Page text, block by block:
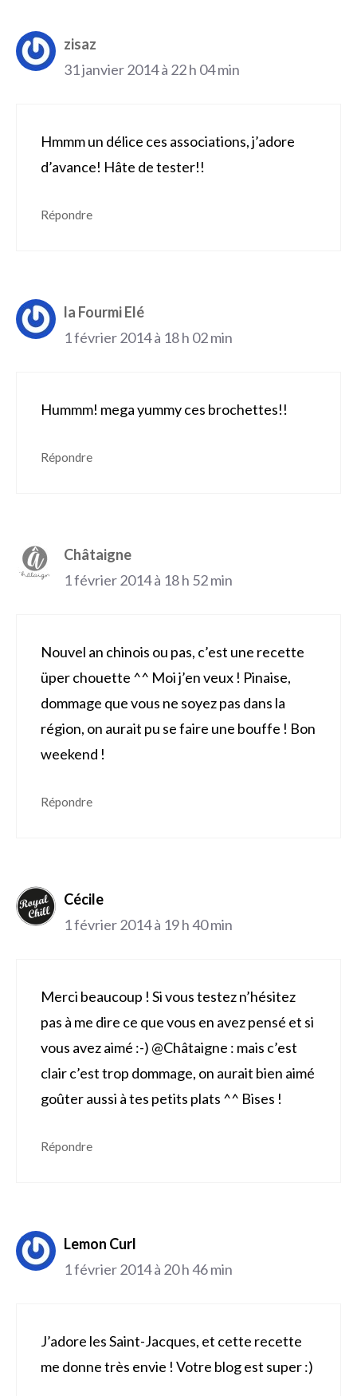
zisaz
31 janvier 2014 à 22 h 04 min
Hmmm un délice ces associations, j’adore
d’avance! Hâte de tester!!
Répondre
la Fourmi Elé
1 février 2014 à 18 h 02 min
Hummm! mega yummy ces brochettes!!
Répondre
Châtaigne
1 février 2014 à 18 h 52 min
Nouvel an chinois ou pas, c’est une recette
üper chouette ^^ Moi j’en veux ! Pinaise,
dommage que vous ne soyez pas dans la
région, on aurait pu se faire une bouffe ! Bon
weekend !
Répondre
Cécile
1 février 2014 à 19 h 40 min
Merci beaucoup ! Si vous testez n’hésitez
pas à me dire ce que vous en avez pensé et si
vous avez aimé :-) @Châtaigne : mais c’est
clair c’est trop dommage, on aurait bien aimé
goûter aussi à tes petits plats ^^ Bises !
Répondre
Lemon Curl
1 février 2014 à 20 h 46 min
J’adore les Saint-Jacques, et cette recette
me donne très envie ! Votre blog est super :)